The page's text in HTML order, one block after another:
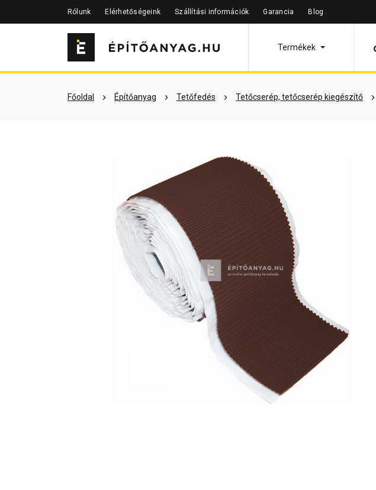
Rólunk Elérhetőségeink Szállítási információk Garancia Blog
Termékek
Főoldal Építőanyag Tetőfedés Tetőcserép, tetőcserép kiegészítő
Szükséged lehet rá Részletes leírás Termékinformáció